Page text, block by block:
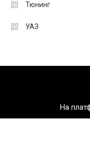
Тюнинг
УАЗ
На